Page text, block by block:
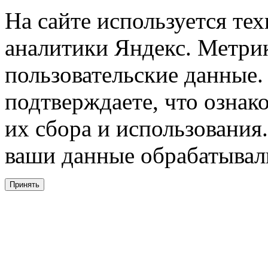
На сайте используется
аналитики Яндекс.
пользовательские
подтверждаете, что
их сбора и
ваши данные
Принять